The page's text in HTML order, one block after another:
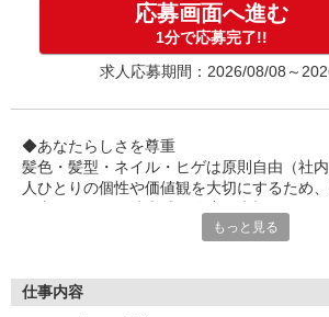
年末年始手当：380円/時
寸志あり：年2回（6月・12月）
※業績による
※処遇改善手当は試用期間中(3ヶ月)
応募画面へ進む
1分で応募完了!!
求人応募期間：2026/08/08～
◆あなたらしさを尊重
髪色・髪型・ネイル・ヒゲは原則自由（社
人ひとりの個性や価値観を大切にするため
イルで無理なく働ける環境です。
働いた分の給与を給料日前に受け取れる「給
もっと見る
仕事内容